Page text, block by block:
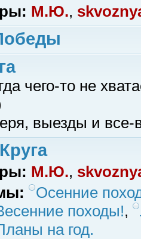
М.Ю.,
чего-то не
выезды и все-
М.Ю.,
Осенние
походы!,
на год.